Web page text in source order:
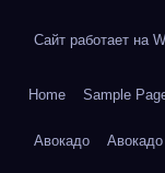
Сайт работает на
Home Sample
Авокадо Авокадо